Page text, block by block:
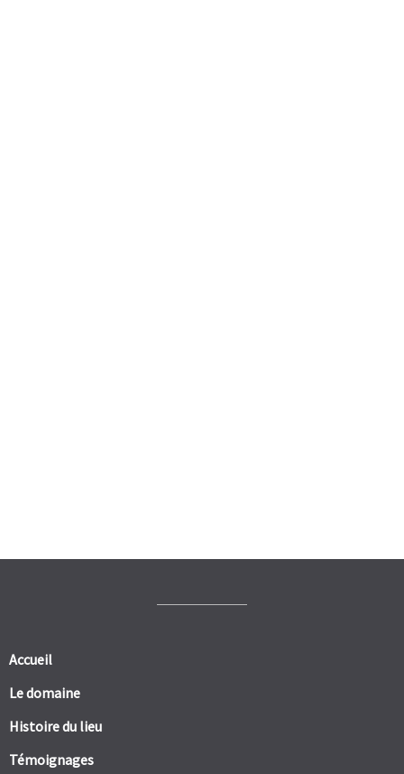
Accueil
Le domaine
Histoire du lieu
Témoignages